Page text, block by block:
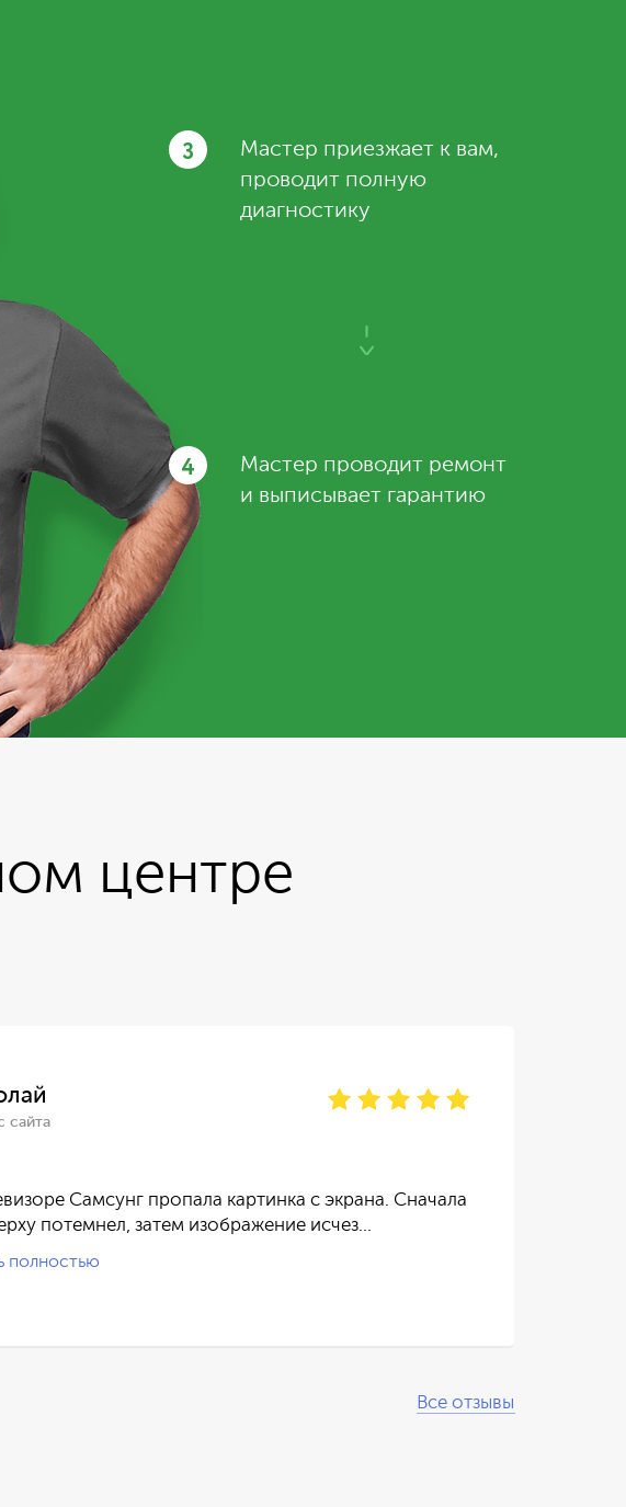
3
Мастер приезжает к вам,
проводит полную
диагностику
4
Мастер проводит ремонт
и выписывает гарантию
центре
сайта
Самсунг пропала картинка с экрана. Сначала
потемнел, затем изображение исчез…
полностью
Все отзывы